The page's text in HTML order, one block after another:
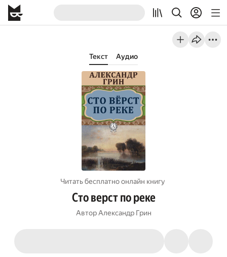
Текст Аудио
Читать бесплатно онлайн книгу
Сто верст по реке
Автор Александр Грин